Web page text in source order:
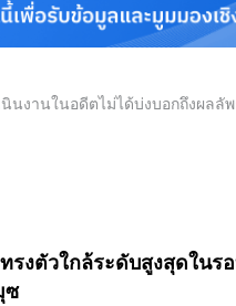
นงานในอดีตไม่ได้บ่งบอกถึงผลลั
รงตัวใกล้ระดับสูงสุดใน
ซ